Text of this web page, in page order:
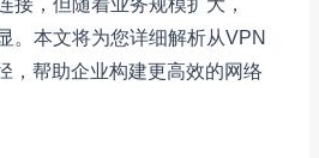
。本文将为您详细解析从VPN
，帮助企业构建更高效的网络